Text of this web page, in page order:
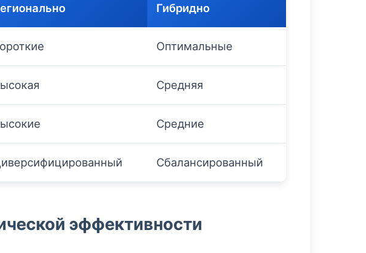
Гибридно
Оптимальные
Средняя
Средние
Сбалансированный
эффективности